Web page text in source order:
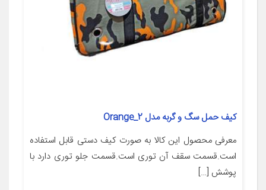
کیف حمل سگ و گربه مدل Orange_2
معرفی محصول این کالا به صورت کیف دستی قابل استفاده
است.قسمت سقف آن توری است.قسمت جلو توری دارد با
پوشش […]